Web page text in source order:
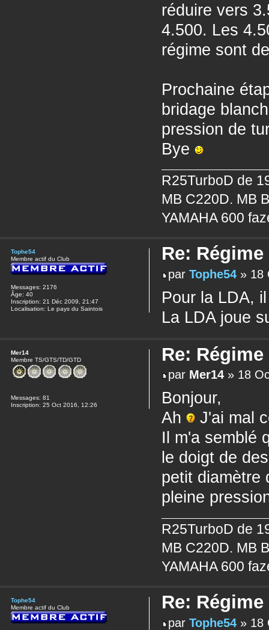
réduire vers
4.500. Les
régime sont
Prochaine
bridage
pression de
Bye
R25TurboD de
MB C220D. MB
YAMAHA 600
Re:
parTophe54 » 18
Pour la LDA,
La LDA joue
Tophe54
Membre actif du Club
Messages: 2176
Âge: 40
Inscription: 21 Déc 2009, 21:47
Localisation: Le pays du Saintois
Re:
par Mer14 » 18
Bonjour,
Ah
J'ai mal
Il m'a semblé
le doigt de
petit diamètre
pleine
R25TurboD de
MB C220D. MB
YAMAHA 600
Mer14
Membre TS/GTS/TD/GTD
Messages: 81
Inscription: 25 Oct 2016, 12:26
Re:
parTophe54 » 18
Tophe54
Membre actif du Club